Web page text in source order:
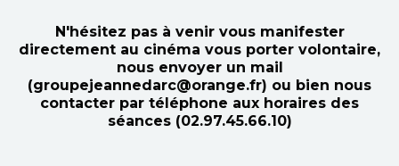
N'hésitez pas à venir vous manifester
directement au cinéma vous porter volontaire,
nous envoyer un mail
(groupejeannedarc@orange.fr) ou bien nous
contacter par téléphone aux horaires des
séances (02.97.45.66.10)